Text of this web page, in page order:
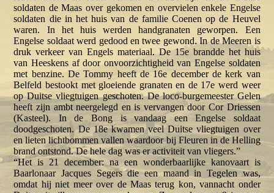
soldaten de Maas over gekomen en overvielen enkele Engelse
soldaten die in het huis van de familie Coenen op de Heuvel
waren. In het huis werden handgranaten geworpen. Een
Engelse soldaat werd gedood en twee gewond. In de Meeren is
druk verkeer van Engels materiaal. De 15e brandde het huis
van Heeskens af door onvoorzichtigheid van Engelse soldaten
met benzine. De Tommy heeft de 16e december de kerk van
Belfeld bestookt met gloeiende granaten en de 17e werd weer
op Duitse vliegtuigen geschoten. De loco-burgemeester Gelen
heeft zijn ambt neergelegd en is vervangen door Cor Driessen
(Kasteel). In de Bong is vandaag een Engelse soldaat
doodgeschoten. De 18e kwamen veel Duitse vliegtuigen over
en lieten lichtbommen vallen waardoor bij Fleuren in de Helling
brand ontstond. De hele dag was er activiteit van vliegers.”
“Het is 21 december: na een wonderbaarlijke kanovaart is
Baarlonaar Jacques Segers die een maand in Tegelen was,
omdat hij niet meer over de Maas terug kon, vannacht onder